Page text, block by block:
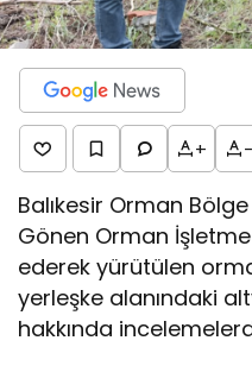
+ -
Balıkesir Orman
Gönen Orman
ederek yürütülen
yerleşke alanındaki
hakkında